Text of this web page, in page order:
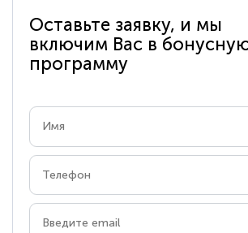
Оставьте заявку, и мы
включим Вас в
программу